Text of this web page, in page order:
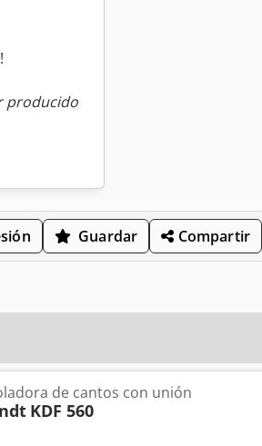
producido
Guardar Compartir
de cantos con unión
KDF 560